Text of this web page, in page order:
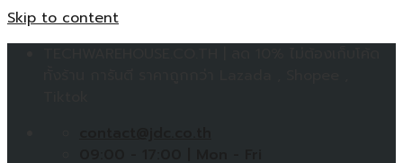
Skip to content